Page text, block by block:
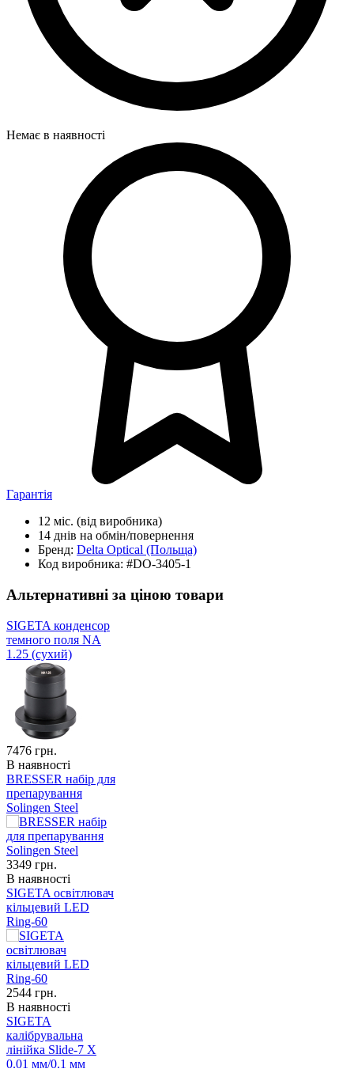
Немає в наявності
Гарантія
12 міс. (від виробника)
14 днів на обмін/повернення
Бренд: Delta Optical (Польща)
Код виробника: #DO-3405-1
Альтернативні за ціною товари
SIGETA конденсор
темного поля NA
1.25 (сухий)
7476 грн.
В наявності
BRESSER набір для
препарування
Solingen Steel
3349 грн.
В наявності
SIGETA освітлювач
кільцевий LED
Ring-60
2544 грн.
В наявності
SIGETA
калібрувальна
лінійка Slide-7 X
0.01 мм/0.1 мм